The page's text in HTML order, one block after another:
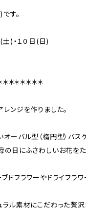
す。
土)・１０日(日)
＊＊＊＊＊＊＊
ンジを作りました。
ーバル型（楕円型）バスケ
の日にふさわしいお花を
ドフラワーやドライフラ
ラル素材にこだわった贅沢